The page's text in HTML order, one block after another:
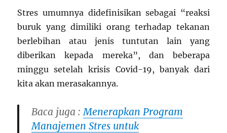
Stres umumnya didefinisikan sebagai “reaksi
buruk yang dimiliki orang terhadap tekanan
berlebihan atau jenis tuntutan lain yang
diberikan kepada mereka”, dan beberapa
minggu setelah krisis Covid-19, banyak dari
kita akan merasakannya.
Baca juga : Menerapkan Program
Manajemen Stres untuk